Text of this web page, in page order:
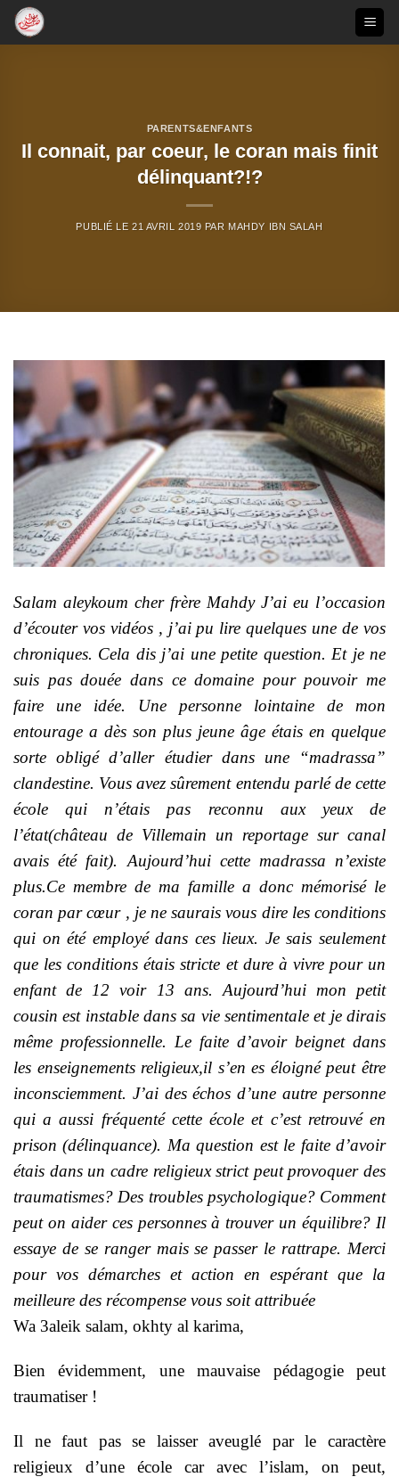
Passer
PARENTS&ENFANTS
Il connait, par coeur, le coran mais finit
délinquant?!?
PUBLIÉ LE21 AVRIL 2019 PAR MAHDY IBN SALAH
Salam aleykoum cher frère Mahdy J’ai eu l’occasion
d’écouter vos vidéos , j’ai pu lire quelques une de vos
chroniques. Cela dis j’ai une petite question. Et je ne
suis pas douée dans ce domaine pour pouvoir me
faire une idée. Une personne lointaine de mon
entourage a dès son plus jeune âge étais en quelque
sorte obligé d’aller étudier dans une “madrassa”
clandestine. Vous avez sûrement entendu parlé de cette
école qui n’étais pas reconnu aux yeux de
l’état(château de Villemain un reportage sur canal
avais été fait). Aujourd’hui cette madrassa n’existe
plus.Ce membre de ma famille a donc mémorisé le
coran par cœur , je ne saurais vous dire les conditions
qui on été employé dans ces lieux. Je sais seulement
que les conditions étais stricte et dure à vivre pour un
enfant de 12 voir 13 ans. Aujourd’hui mon petit
cousin est instable dans sa vie sentimentale et je dirais
même professionnelle. Le faite d’avoir beignet dans
les enseignements religieux,il s’en es éloigné peut être
inconsciemment. J’ai des échos d’une autre personne
qui a aussi fréquenté cette école et c’est retrouvé en
prison (délinquance). Ma question est le faite d’avoir
étais dans un cadre religieux strict peut provoquer des
traumatismes? Des troubles psychologique? Comment
peut on aider ces personnes à trouver un équilibre? Il
essaye de se ranger mais se passer le rattrape. Merci
pour vos démarches et action en espérant que la
meilleure des récompense vous soit attribuée
Wa 3aleik salam, okhty al karima,
Bien évidemment, une mauvaise pédagogie peut
traumatiser !
Il ne faut pas se laisser aveuglé par le caractère
religieux d’une école car avec l’islam, on peut,